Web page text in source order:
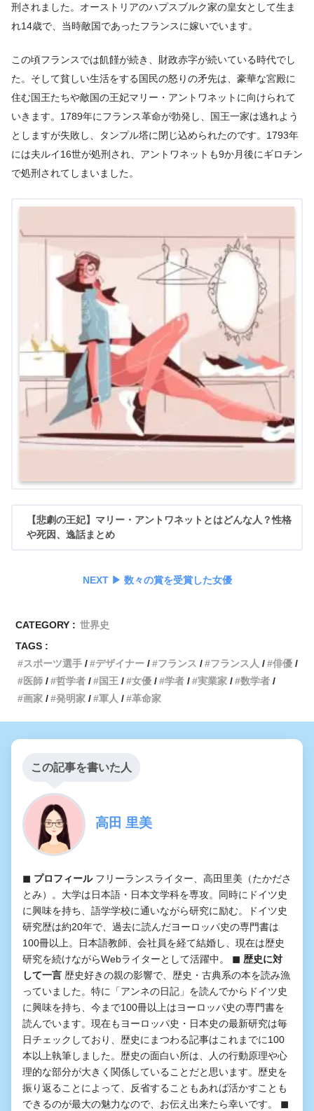
刑されました。オーストリアのハプスブルク家の皇女として生ま
れ14歳で、当時敵国であったフランスに嫁いでいます。
この頃フランスでは飢饉が続き、財政赤字が続いている時代でし
た。そして貧しい生活をする国民の怒りの矛先は、豪華な宮殿に
住む国王たちや敵国の王妃マリー・アントワネットに向けられて
いきます。1789年にフランス革命が勃発し、国王一家は逃れよう
としますが失敗し、タンプル塔に閉じ込められたのです。1793年
には夫ルイ16世が処刑され、アントワネットも9か月後にギロチン
で処刑されてしまいました。
【悲劇の王妃】マリー・アントワネットとはどんな人？性格
や死因、逸話まとめ
NEXT ▶︎ 数々の賞を受賞した女優
CATEGORY : 世界史
TAGS :
スポーツ選手
デザイナー フランス フランス人
俳優
医師
哲学者 国王 女優 学者 実業家
数学者
画家
発明家 軍人 革命家
この記事を書いた人
高田 里美
◼︎ プロフィールフリーランスライター、高田里美（たかださ
とみ）。大学は日本語・日本文学科を専攻。同時にドイツ史
に興味を持ち、語学学校に通いながら研究に励む。ドイツ史
研究歴は約20年で、過去に読んだヨーロッパ史の専門書は
100冊以上。日本語教師、会社員を経て結婚し、現在は歴史
研究を続けながらWebライターとして活躍中。 ◼︎ 歴史に対
して一言 歴史好きの親の影響で、歴史・古典系の本を読み漁
っていました。特に「アンネの日記」を読んでからドイツ史
に興味を持ち、今まで100冊以上はヨーロッパ史の専門書を
読んでいます。現在もヨーロッパ史・日本史の最新研究は毎
日チェックしており、歴史にまつわる記事はこれまでに100
本以上執筆しました。歴史の面白い所は、人の行動原理や心
理的な部分が大きく関係していることだと思います。歴史を
振り返ることによって、反省することもあれば活かすことも
できるのが最大の魅力なので、お伝え出来たら幸いです。 ◼︎